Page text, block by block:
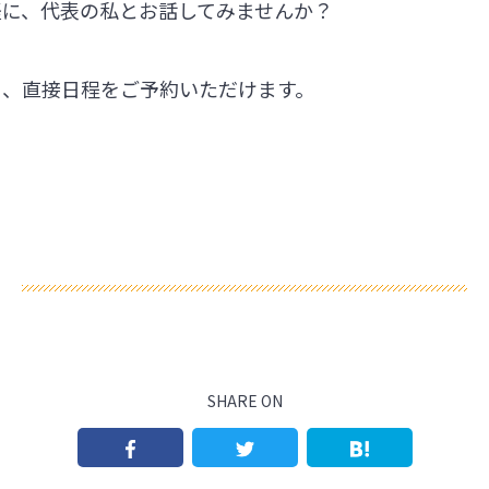
、代表の私とお話してみませんか？
直接日程をご予約いただけます。
SHARE ON